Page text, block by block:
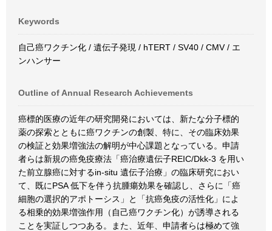
Keywords
自己癌ワクチン化 / 遺伝子発現 / hTERT / SV40 / CMV / エ
ンハンサー
Outline of Annual Research Achievements
癌標的医療の近年の研究開発においては、新たな分子標的
薬の探索とともに癌ワクチンの創製、特に、その臨床効果
の検証と効果増強法の解明が中心課題となっている。申請
者らは新規の癌免疫療法「癌治療遺伝子REIC/Dkk-3 を用い
た前立腺癌に対するin-situ 遺伝子治療」の臨床研究におい
て、既にPSA 低下を伴う抗腫瘍効果を確認し、さらに「癌
細胞の選択的アポトーシス」と「抗癌免疫の活性化」によ
る相乗的効果増強作用（自己癌ワクチン化）が誘導される
ことを実証しつつある。また、近年、申請者らは極めて強